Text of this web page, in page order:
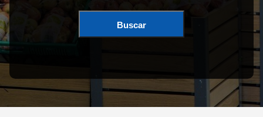
Buscar